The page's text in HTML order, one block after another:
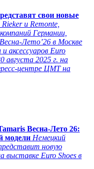
свои новые
и Remonte,
Германии,
Лето’26 в Москве
аксессуаров Euro
августа 2025 г. на
центре ЦМТ на
Весна-Лето 26:
модели Немецкий
новую
выставке Euro Shoes в